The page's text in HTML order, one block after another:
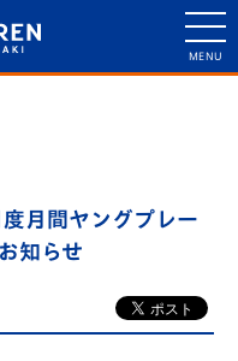
月間ヤングプレー
知らせ